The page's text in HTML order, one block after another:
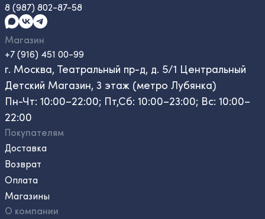
8 (987) 802-87-58
Магазин
+7 (916) 451 00-99
г. Москва, Театральный пр-д, д. 5/1 Центральный
Детский Магазин, 3 этаж (метро Лубянка)
Пн-Чт: 10:00–22:00; Пт,Сб: 10:00–23:00; Вс: 10:00–
22:00
Покупателям
Доставка
Возврат
Оплата
Магазины
О компании